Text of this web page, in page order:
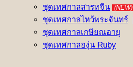
ชุดเทศกาลสารทจีน (NEW)
ชุดเทศกาลไหว้พระจันทร์
ชุดเทศกาลเกษียณอายุ
ชุดเทศกาลองุ่น Ruby